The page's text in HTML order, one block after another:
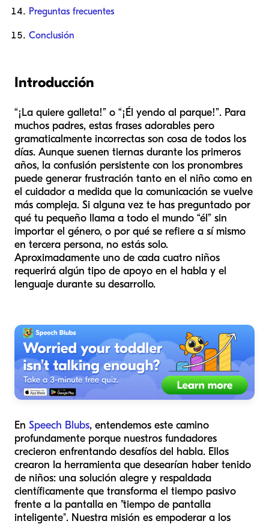
Preguntas frecuentes
Conclusión
Introducción
“¡La quiere galleta!” o “¡Él yendo al parque!”. Para
muchos padres, estas frases adorables pero
gramaticalmente incorrectas son cosa de todos los
días. Aunque suenen tiernas durante los primeros
años, la confusión persistente con los pronombres
puede generar frustración tanto en el niño como en
el cuidador a medida que la comunicación se vuelve
más compleja. Si alguna vez te has preguntado por
qué tu pequeño llama a todo el mundo “él” sin
importar el género, o por qué se refiere a sí mismo
en tercera persona, no estás solo.
Aproximadamente uno de cada cuatro niños
requerirá algún tipo de apoyo en el habla y el
lenguaje durante su desarrollo.
En Speech Blubs, entendemos este camino
profundamente porque nuestros fundadores
crecieron enfrentando desafíos del habla. Ellos
crearon la herramienta que desearían haber tenido
de niños: una solución alegre y respaldada
científicamente que transforma el tiempo pasivo
frente a la pantalla en "tiempo de pantalla
inteligente". Nuestra misión es empoderar a los